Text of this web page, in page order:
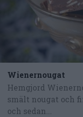
Wienernougat
Hemgjord
smält nougat och
och sedan...